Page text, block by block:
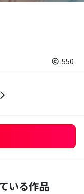
550
いる作品